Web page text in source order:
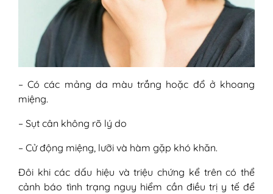
– Có các mảng da màu trắng hoặc đổ ở khoang
miệng.
– Sụt cân không rõ lý do
– Cử động miệng, lưỡi và hàm gặp khó khăn.
Đôi khi các dấu hiệu và triệu chứng kể trên có thể
cảnh báo tình trạng nguy hiểm cần điều trị y tế để